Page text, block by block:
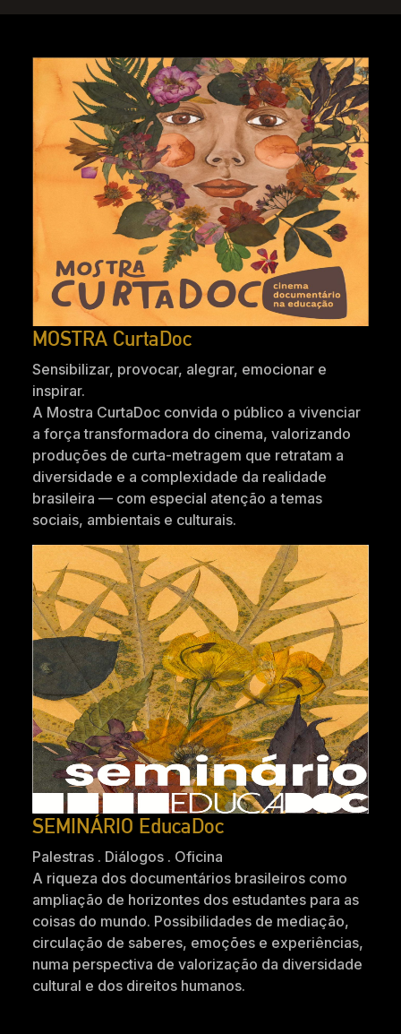
MOSTRA CurtaDoc
Sensibilizar, provocar, alegrar, emocionar e
inspirar.
A Mostra CurtaDoc convida o público a vivenciar
a força transformadora do cinema, valorizando
produções de curta-metragem que retratam a
diversidade e a complexidade da realidade
brasileira — com especial atenção a temas
sociais, ambientais e culturais.
SEMINÁRIO EducaDoc
Palestras . Diálogos . Oficina
A riqueza dos documentários brasileiros como
ampliação de horizontes dos estudantes para as
coisas do mundo. Possibilidades de mediação,
circulação de saberes, emoções e experiências,
numa perspectiva de valorização da diversidade
cultural e dos direitos humanos.